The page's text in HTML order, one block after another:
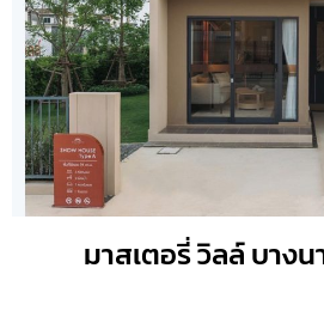
มาสเตอรี่ วิลล์ บาง